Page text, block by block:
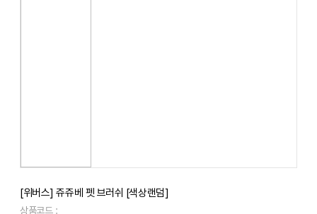
[위버스] 쥬쥬베 펫 브러쉬 [색상랜덤]
상품코드 :